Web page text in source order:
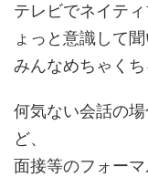
テレビでネイテ
ょっと意識して聞
みんなめちゃくち
何気ない会話の
ど、
面接等のフォー